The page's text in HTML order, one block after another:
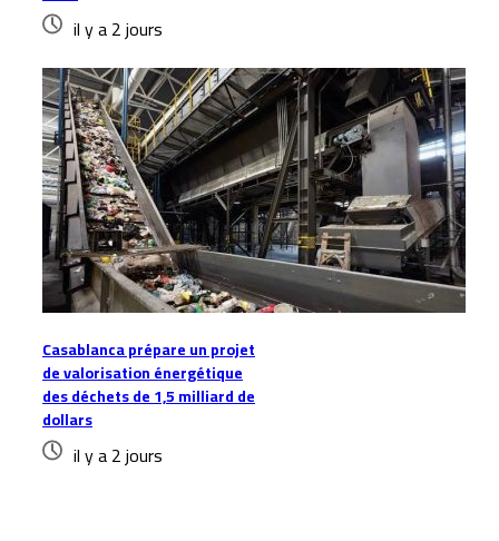
il y a 2 jours
Casablanca prépare un projet
de valorisation énergétique
des déchets de 1,5 milliard de
dollars
il y a 2 jours